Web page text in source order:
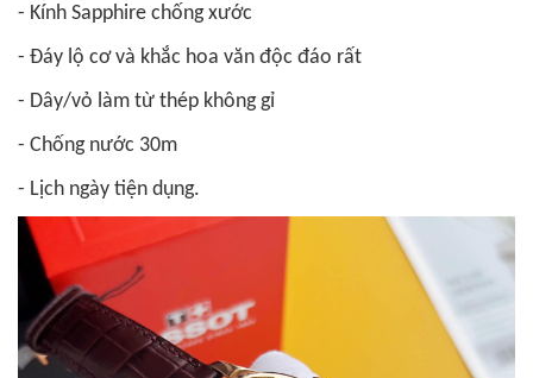
- Kính Sapphire chống xước
- Đáy lộ cơ và khắc hoa văn độc đáo rất
- Dây/vỏ làm từ thép không gỉ
- Chống nước 30m
- Lịch ngày tiện dụng.